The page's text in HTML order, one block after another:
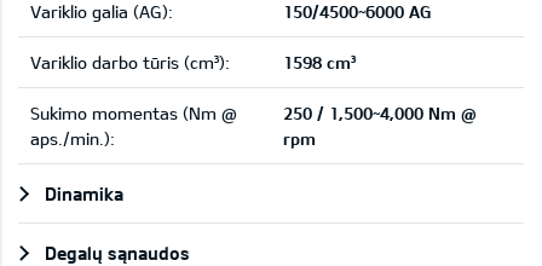
Variklio galia (AG): 150/4500~6000 AG
Variklio darbo tūris (cm³): 1598 cm³
Sukimo momentas (Nm @
aps./min.):
250 / 1,500~4,000 Nm @
rpm
Dinamika
Degalų sąnaudos